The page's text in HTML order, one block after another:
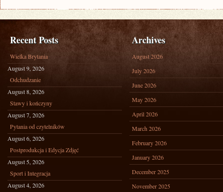
Recent Posts
Wielka Brytania
August 9, 2026
Odchudzanie
August 8, 2026
Stawy i kończyny
August 7, 2026
Pytania od czytelników
August 6, 2026
Postprodukcja i Edycja Zdjęć
August 5, 2026
Sport i Integracja
August 4, 2026
Archives
August 2026
July 2026
June 2026
May 2026
April 2026
March 2026
February 2026
January 2026
December 2025
November 2025